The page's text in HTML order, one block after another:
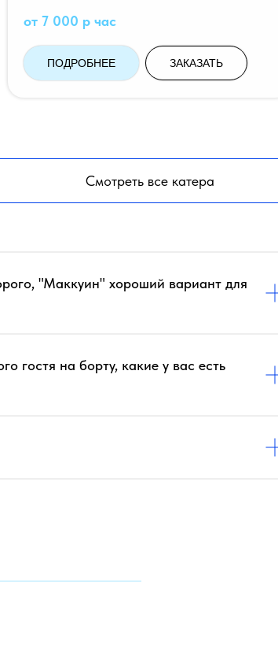
от 7 000 р час
ПОДРОБНЕЕ ЗАКАЗАТЬ
Смотреть все катера
"Маккуин" хороший вариант для
гостя на борту, какие у вас есть